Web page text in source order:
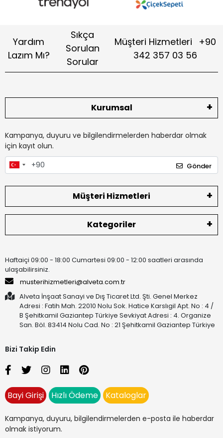
Yardım
Lazım Mı?
Sıkça
Sorulan
Sorular
Müşteri Hizmetleri
+90
342 357 03 56
Kurumsal
Kampanya, duyuru ve bilgilendirmelerden haberdar olmak
için kayıt olun.
Gönder
Müşteri Hizmetleri
Kategoriler
Haftaiçi 09:00 - 18:00 Cumartesi 09:00 - 12:00 saatleri arasında
ulaşabilirsiniz.
musterihizmetleri@alveta.com.tr
Alveta İnşaat Sanayi ve Dış Ticaret Ltd. Şti. Genel Merkez
Adresi : Fatih Mah. 22010 Nolu Sok. Hatice Karslıgil Apt. No : 4 /
B Şehitkamil Gaziantep Türkiye Sevkiyat Adresi : 4. Organize
San. Böl. 83414 Nolu Cad. No : 21 Şehitkamil Gaziantep Türkiye
Bizi Takip Edin
Bayi Girişi Hızlı Ödeme Kataloglar
Kampanya, duyuru, bilgilendirmelerden e-posta ile haberdar
olmak istiyorum.